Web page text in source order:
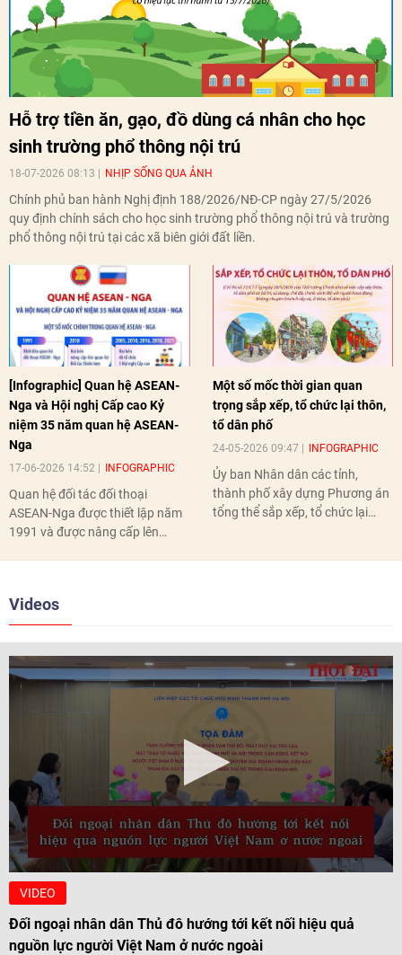
Hỗ trợ tiền ăn, gạo, đồ dùng cá nhân cho học
sinh trường phổ thông nội trú
18-07-2026 08:13 NHỊP SỐNG QUA ẢNH
Chính phủ ban hành Nghị định 188/2026/NĐ-CP ngày 27/5/2026
quy định chính sách cho học sinh trường phổ thông nội trú và trường
phổ thông nội trú tại các xã biên giới đất liền.
[Infographic] Quan hệ ASEAN-
Nga và Hội nghị Cấp cao Kỷ
niệm 35 năm quan hệ ASEAN-
Nga
17-06-2026 14:52 INFOGRAPHIC
Quan hệ đối tác đối thoại
ASEAN-Nga được thiết lập năm
1991 và được nâng cấp lên
2010, 2016, 2018, 2021.
Một số mốc thời gian quan
trọng sắp xếp, tổ chức lại thôn,
tổ dân phố
24-05-2026 09:47 INFOGRAPHIC
Ủy ban Nhân dân các tỉnh,
thành phố xây dựng Phương án
tổng thể sắp xếp, tổ chức lại
Videos
VIDEO
Đối ngoại nhân dân Thủ đô hướng tới kết nối hiệu quả
nguồn lực người Việt Nam ở nước ngoài